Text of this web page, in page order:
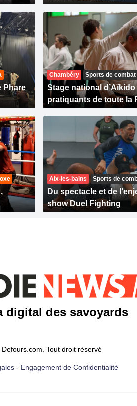
Phare
Chambéry Sports de combat
Stage national
pratiquants de toute la
Aix-les-bains Sports de
Du spectacle et de
show Duel Fighting
digital des savoyards
Tout droit réservé
- Engagement de Confidentialité